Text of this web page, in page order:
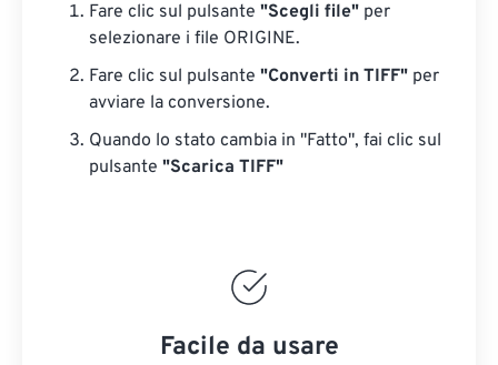
Fare clic sul pulsante "Scegli file" per
selezionare i file ORIGINE.
Fare clic sul pulsante "Converti in TIFF" per
avviare la conversione.
Quando lo stato cambia in "Fatto", fai clic sul
pulsante "Scarica TIFF"
Facile da usare